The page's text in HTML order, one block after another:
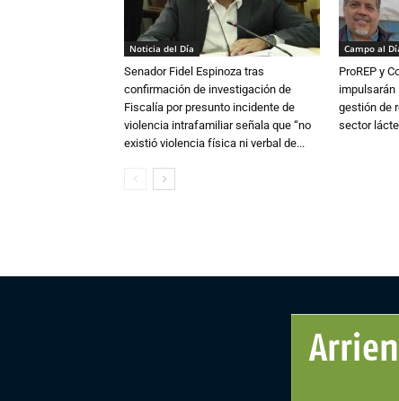
Noticia del Día
Senador Fidel Espinoza tras
confirmación de investigación de
Fiscalía por presunto incidente de
violencia intrafamiliar señala que “no
existió violencia física ni verbal de...
Campo al
ProREP y
impulsarán
gestión de
sector